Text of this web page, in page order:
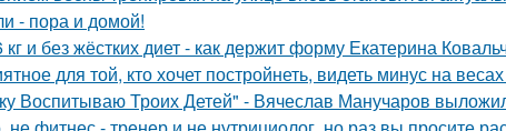
- пора и домой!
кг и без жёстких диет - как держит форму Екатерина
для той, кто хочет постройнеть, видеть минус на весах
Воспитываю Троих Детей" - Вячеслав Манучаров